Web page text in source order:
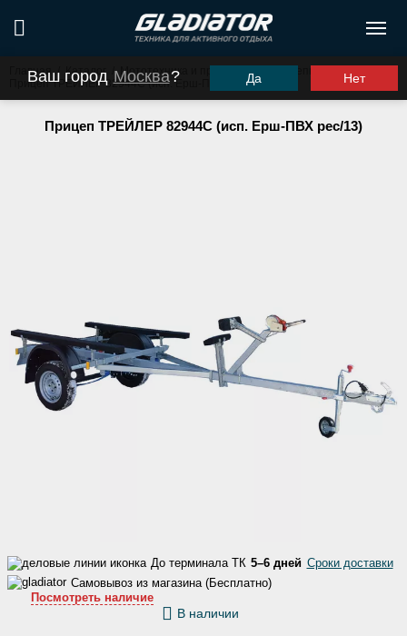
Ваш город Москва? Да Нет
Главная / Каталог Мототехника и прицепы
Прицеп ТРЕЙЛЕР 82944С (исп. Ерш-ПВХ рес/13)
Прицеп ТРЕЙЛЕР 82944С (исп. Ерш-ПВХ рес/13)
До терминала ТК 5–6 дней Сроки доставки
Самовывоз из магазина (Бесплатно)
Посмотреть наличие
В наличии